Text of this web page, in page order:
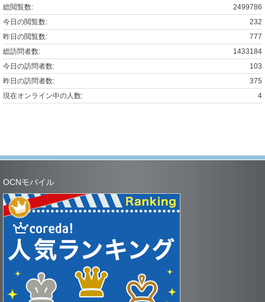
2499786
総閲覧数:
232
今日の閲覧数:
777
昨日の閲覧数:
1433184
総訪問者数:
103
今日の訪問者数:
375
昨日の訪問者数:
4
現在オンライン中の人数:
OCNモバイル